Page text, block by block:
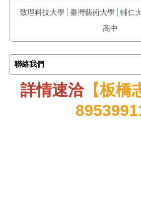
致理科技大學 臺灣藝術大學 輔仁
高中
聯絡我們
詳情速洽【板橋